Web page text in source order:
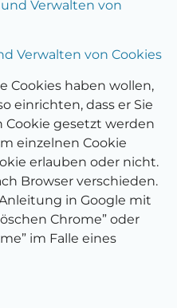
Verwalten von
Verwalten von Cookies
Cookies haben wollen,
einrichten, dass er Sie
gesetzt werden
einzelnen Cookie
erlauben oder nicht.
Browser verschieden.
in Google mit
Chrome” oder
im Falle eines